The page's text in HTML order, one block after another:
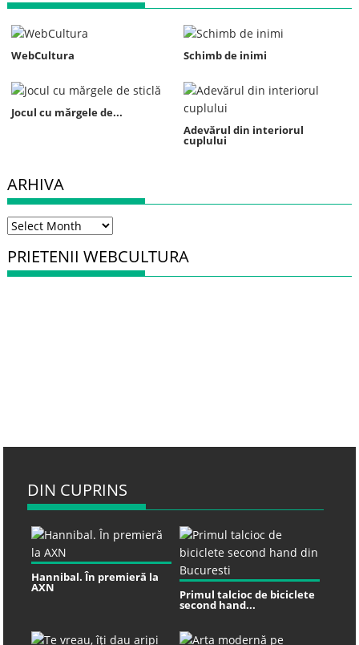
WebCultura Schimb de inimi
Jocul cu mărgele de...
Adevărul din interiorul
cuplului
ARHIVA
Arhiva
PRIETENII WEBCULTURA
DIN CUPRINS
Hannibal. În premieră la
AXN Primul talcioc de biciclete
second hand...